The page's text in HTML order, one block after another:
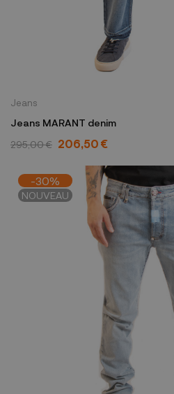
Jeans
Jeans MARANT denim
295,00 € 206,50 €
-30%
NOUVEAU